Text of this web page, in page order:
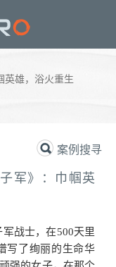
英雄，浴火重生
案例搜寻
军》：巾帼英
战士，在500天里
写了绚丽的生命华